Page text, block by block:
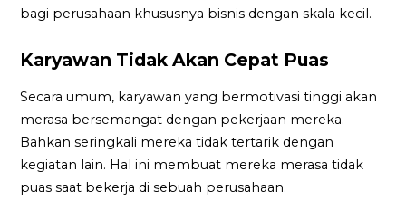
bagi perusahaan khususnya bisnis dengan skala kecil.
Karyawan Tidak Akan Cepat Puas
Secara umum, karyawan yang bermotivasi tinggi akan
merasa bersemangat dengan pekerjaan mereka.
Bahkan seringkali mereka tidak tertarik dengan
kegiatan lain. Hal ini membuat mereka merasa tidak
puas saat bekerja di sebuah perusahaan.